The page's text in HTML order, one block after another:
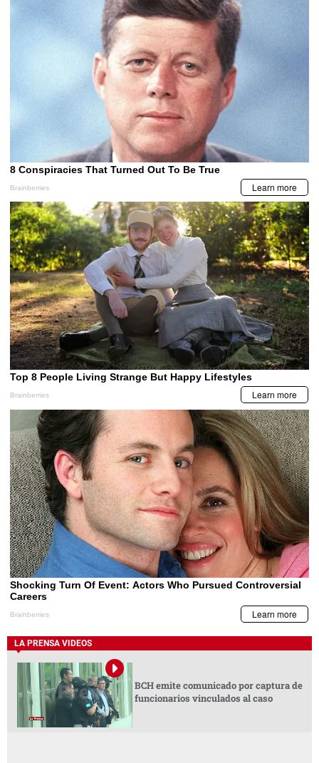
LA PRENSA VIDEOS
BCH emite comunicado por captura de
funcionarios vinculados al caso